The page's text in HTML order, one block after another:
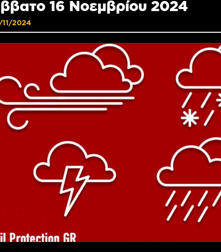
16 Νοεμβρίου 2024
11/2024